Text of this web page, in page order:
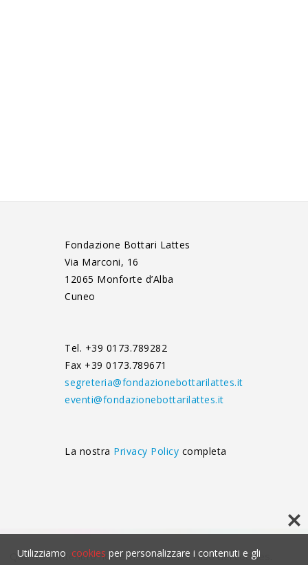
Fondazione Bottari Lattes
Via Marconi, 16
12065 Monforte d’Alba
Cuneo
Tel. +39 0173.789282
Fax +39 0173.789671
segreteria@fondazionebottarilattes.it
eventi@fondazionebottarilattes.it
La nostra Privacy Policy completa
Questo contenuto non è visibile senza l'uso dei cookies.
Utilizziamo cookies per personalizzare i contenuti e gli